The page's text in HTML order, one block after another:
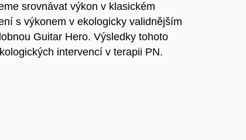
srovnávat výkon v klasickém
s výkonem v ekologicky validnějším
Guitar Hero. Výsledky tohoto
intervencí v terapii PN.